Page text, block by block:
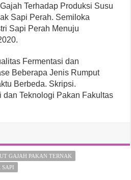
Terhadap Produksi Susu
Sapi Perah. Semiloka
Sapi Perah Menuju
Fermentasi dan
Beberapa Jenis Rumput
Berbeda. Skripsi.
dan Teknologi Pakan Fakultas
GAJAH PAKAN TERNAK
SAPI